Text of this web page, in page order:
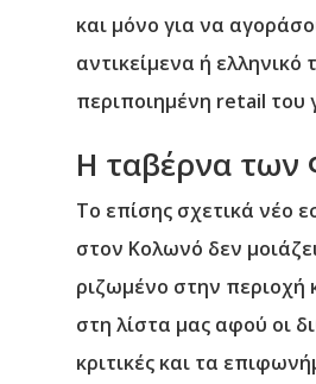
και μόνο για να
αντικείμενα ή ελληνικό
περιποιημένη retail του
H ταβέρνα των
Το επίσης σχετικά νέο
στον Κολωνό δεν
ριζωμένο στην περιοχή
στη λίστα μας αφού οι
κριτικές και τα